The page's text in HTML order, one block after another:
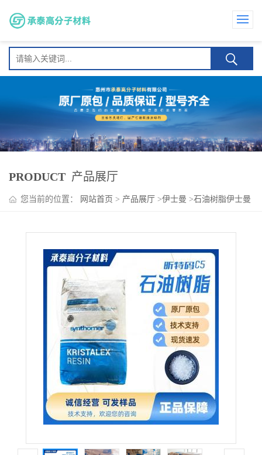
PRODUCT 产品展厅
您当前的位置： 网站首页 > 产品展厅 >伊士曼 >石油树脂伊士曼